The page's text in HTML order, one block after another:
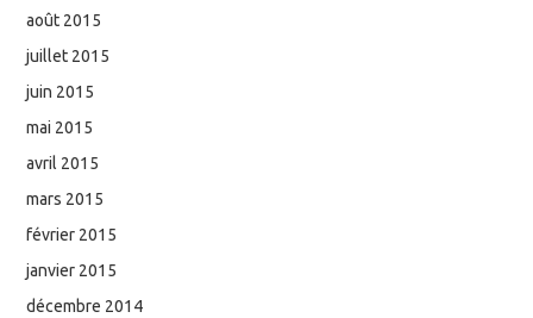
août 2015
juillet 2015
juin 2015
mai 2015
avril 2015
mars 2015
février 2015
janvier 2015
décembre 2014